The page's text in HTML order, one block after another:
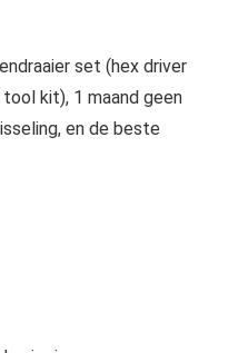
set (hex driver
kit), 1 maand geen
en de beste